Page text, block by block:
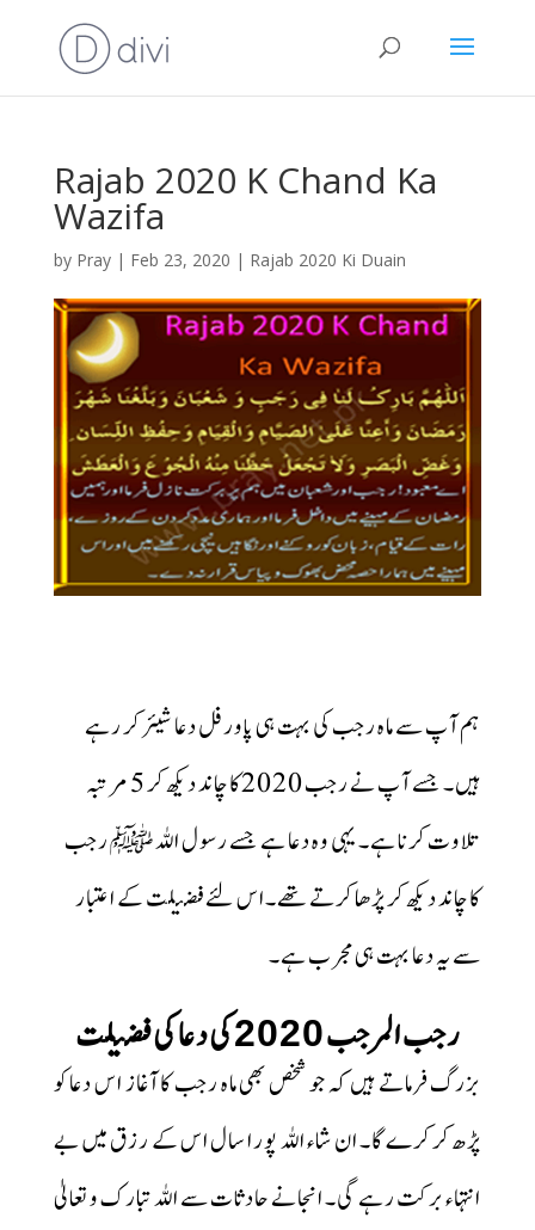
Rajab 2020 K Chand Ka
Wazifa
by Pray| Feb 23, 2020 | Rajab 2020 Ki Duain
ہم آپ سے ماہ رجب کی بہت ہی پاورفل دعا شیئر کر رہے
ہیں۔ جسے آپ نے رجب 2020کا چاند دیکھ کر 5 مرتبہ
تلاوت کرنا ہے۔ یہی وہ دعا ہے جسے رسول اللہ ﷺ رجب
کا چاند دیکھ کر پڑھا کرتے تھے۔اس لئے فضیلت کے اعتبار
سے یہ دعا بہت ہی مجرب ہے۔
رجب المرجب2020کی دعا کی فضیلت
بزرگ فرماتے ہیں کہ جو شخص بھی ماہ رجب کا آغاز اس دعا کو
پڑھ کر کرے گا۔ ان شاء اللہ پورا سال اس کے رزق میں بے
انتہاء برکت رہے گی۔ انجانے حادثات سے اللہ تبارک و تعالیٰ